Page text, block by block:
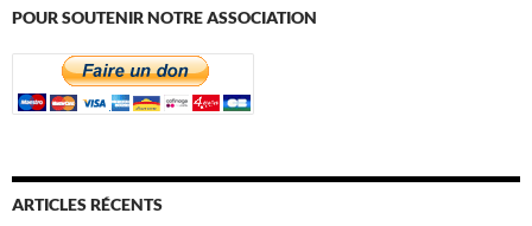
POUR SOUTENIR NOTRE ASSOCIATION
ARTICLES RÉCENTS